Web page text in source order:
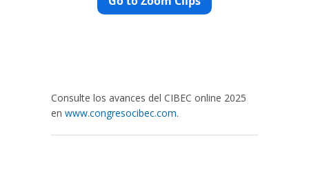
Consulte los avances del CIBEC online 2025
en www.congresocibec.com.